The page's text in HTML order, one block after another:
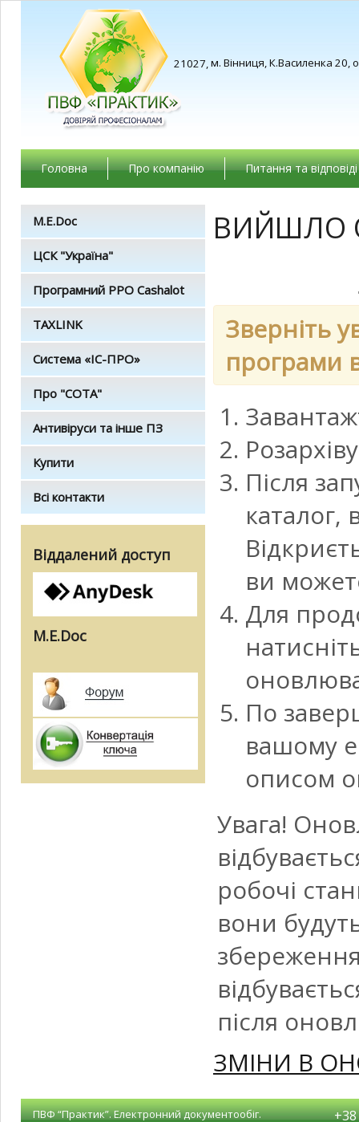
21027,м. Вінниця, К.Василенка 20,
Головна Про компанію Питання та відповіді
M.E.Doc
ЦСК "Україна"
Програмний РРО Cashalot
TAXLINK
Система «ІС-ПРО»
Про "СОТА"
Антивіруси та інше ПЗ
Купити
Всі контакти
Віддалений доступ
M.E.Doc
ВИЙШЛО
Зверніть
програми
Після
каталог,
ви
Для
По
вашому
описом
Увага!
робочі
вони
після
ЗМІНИ В
ПВФ “Практик”. Електронний документообіг.